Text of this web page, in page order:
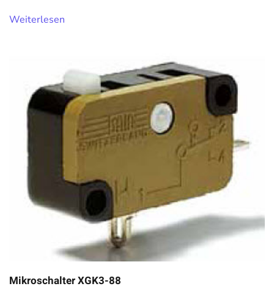
Weiterlesen
Mikroschalter XGK3-88